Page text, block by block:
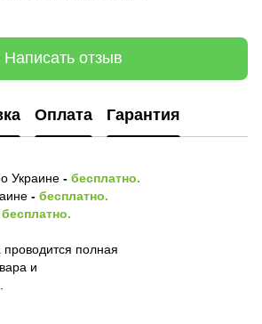
Написать отзыв
Оплата Гарантия
Украине - бесплатно.
- бесплатно.
бесплатно.
полная
и